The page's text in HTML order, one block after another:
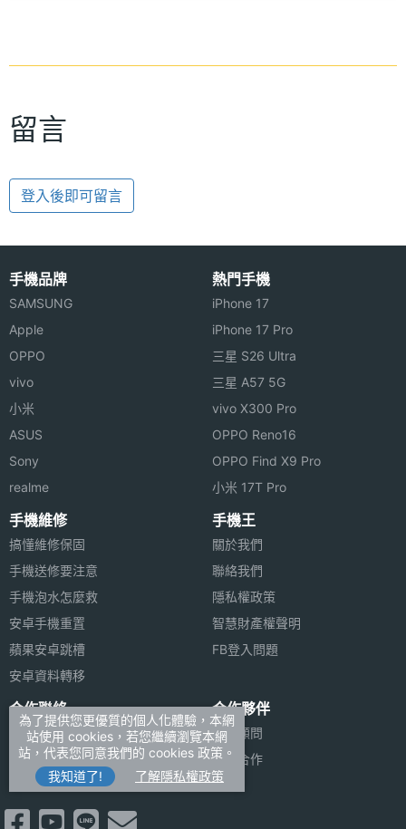
留言
登入後即可留言
手機品牌
SAMSUNG
Apple
OPPO
vivo
小米
ASUS
Sony
realme
熱門手機
iPhone 17
iPhone 17 Pro
三星 S26 Ultra
三星 A57 5G
vivo X300 Pro
OPPO Reno16
OPPO Find X9 Pro
小米 17T Pro
手機維修
搞懂維修保固
手機送修要注意
手機泡水怎麼救
安卓手機重置
蘋果安卓跳槽
安卓資料轉移
手機王
關於我們
聯絡我們
隱私權政策
智慧財產權聲明
FB登入問題
合作聯絡
廣告刊登
加入商店報價
新聞聯絡
合作夥伴
法律顧問
媒體合作
為了提供您更優質的個人化體驗，本網
站使用 cookies，若您繼續瀏覽本網
站，代表您同意我們的 cookies 政策。
我知道了!
了解隱私權政策